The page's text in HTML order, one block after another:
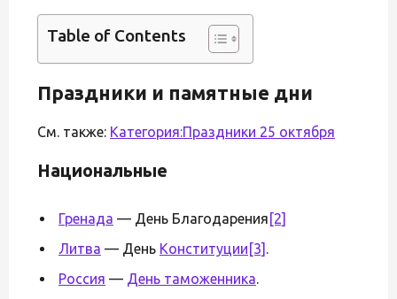
Table of Contents
Праздники и памятные дни
См. также: Категория:Праздники 25 октября
Национальные
Гренада — День Благодарения [2]
Литва — День Конституции [3] .
Россия — День таможенника.